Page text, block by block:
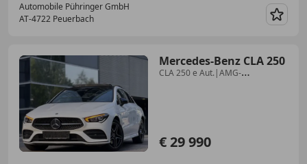
Automobile Pühringer GmbH
AT-4722 Peuerbach
Mercedes-Benz CLA 250
CLA 250 e Aut.|AMG-
€ 29 990